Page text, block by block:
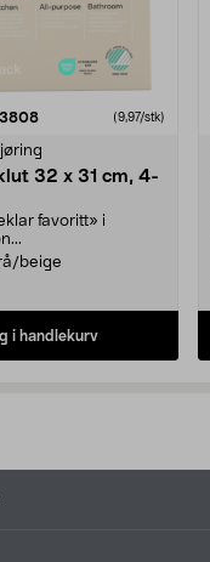
3808anmeldelser(9,97/stk)
32 x 31 cm, 4-
favoritt» i
beige
i handlekurv
5 stjerner